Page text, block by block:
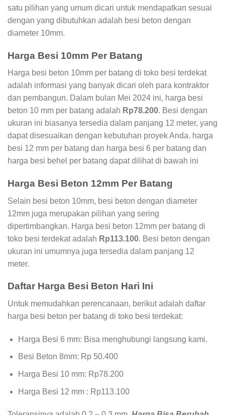
satu pilihan yang umum dicari untuk mendapatkan sesuai
dengan yang dibutuhkan adalah besi beton dengan
diameter 10mm.
Harga Besi 10mm Per Batang
Harga besi beton 10mm per batang di toko besi terdekat
adalah informasi yang banyak dicari oleh para kontraktor
dan pembangun. Dalam bulan Mei 2024 ini, harga besi
beton 10 mm per batang adalah Rp78.200. Besi dengan
ukuran ini biasanya tersedia dalam panjang 12 meter, yang
dapat disesuaikan dengan kebutuhan proyek Anda. harga
besi 12 mm per batang dan harga besi 6 per batang dan
harga besi behel per batang dapat dilihat di bawah ini
Harga Besi Beton 12mm Per Batang
Selain besi beton 10mm, besi beton dengan diameter
12mm juga merupakan pilihan yang sering
dipertimbangkan. Harga besi beton 12mm per batang di
toko besi terdekat adalah Rp113.100. Besi beton dengan
ukuran ini umumnya juga tersedia dalam panjang 12
meter.
Daftar Harga Besi Beton Hari Ini
Untuk memudahkan perencanaan, berikut adalah daftar
harga besi beton per batang di toko besi terdekat:
Harga Besi 6 mm: Bisa menghubungi langsung kami.
Besi Beton 8mm: Rp 50.400
Harga Besi 10 mm: Rp78.200
Harga Besi 12 mm : Rp113.100